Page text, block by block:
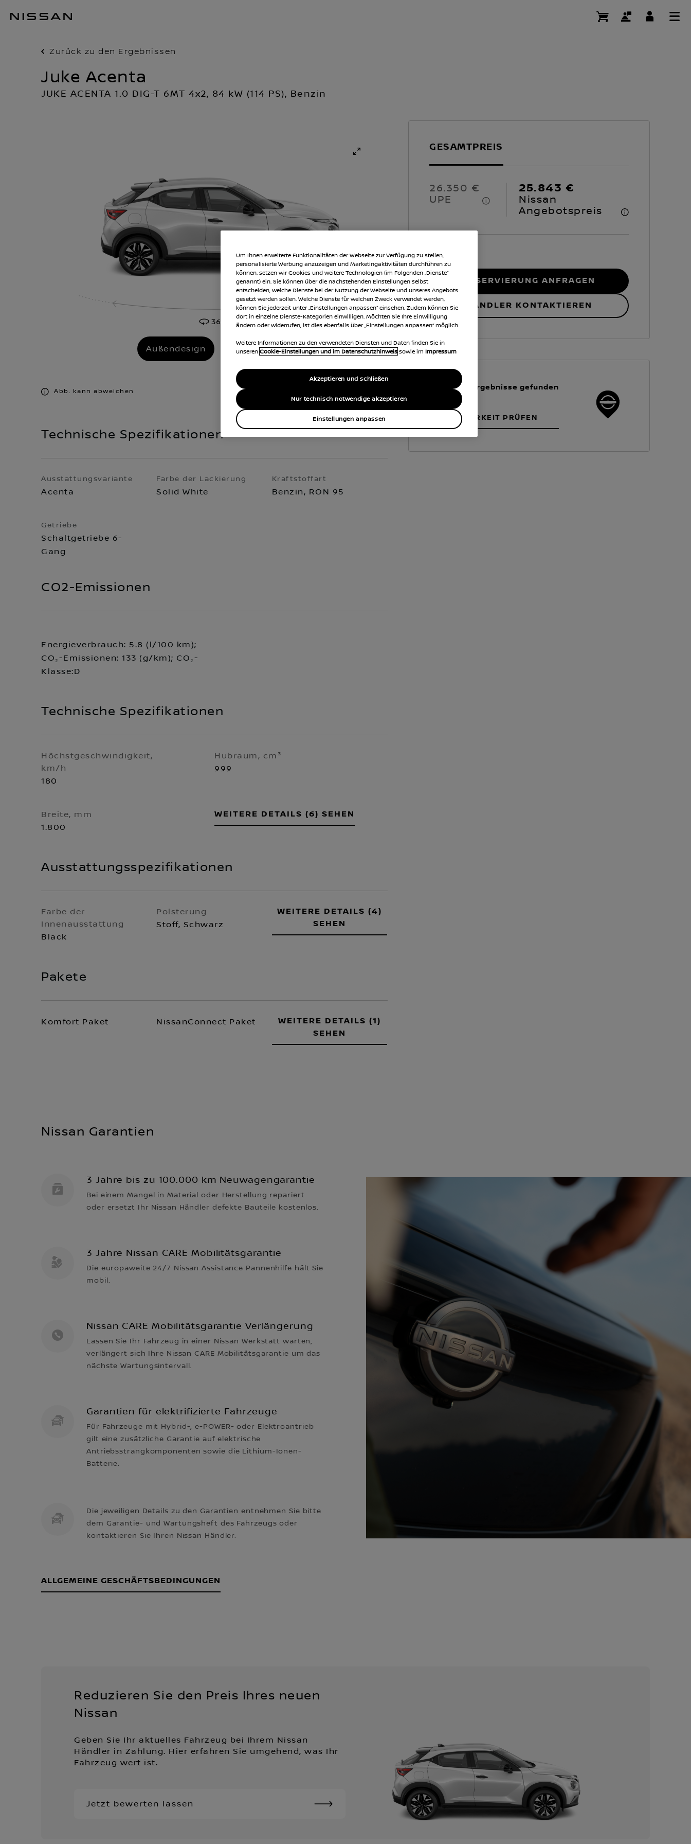
Hauptinhalt
Zurück zu den Ergebnissen
Juke Acenta
JUKE ACENTA 1.0 DIG-T 6MT 4x2, 84 kW (114 PS), Benzin
Außendesign Innendesign
Abb. kann abweichen
Technische Spezifikationen
Ausstattungsvariante
Acenta
Farbe der Lackierung
Solid White
Kraftstoffart
Benzin, RON 95
Getriebe
Schaltgetriebe 6-
Gang
CO2-Emissionen
Energieverbrauch: 5.8 (l/100 km);
CO₂-Emissionen: 133 (g/km); CO₂-
Klasse:D
Technische Spezifikationen
Höchstgeschwindigkeit,
km/h
180
Hubraum, cm³
999
Breite, mm
1.800
WEITERE DETAILS (6) SEHEN
Ausstattungsspezifikationen
Farbe der
Innenausstattung
Black
Polsterung
Stoff, Schwarz
WEITERE DETAILS (4)
SEHEN
Pakete
Komfort Paket NissanConnect Paket
WEITERE DETAILS (1)
SEHEN
GESAMTPREIS
26.350 €
UPE
25.843 €
Nissan
Angebotspreis
RESERVIERUNG ANFRAGEN
HÄNDLER KONTAKTIEREN
Keine Ergebnisse gefunden
VERFÜGBARKEIT PRÜFEN
Nissan Garantien
3 Jahre bis zu 100.000 km Neuwagengarantie
Bei einem Mangel in Material oder Herstellung repariert
oder ersetzt Ihr Nissan Händler defekte Bauteile kostenlos.
3 Jahre Nissan CARE Mobilitätsgarantie
Die europaweite 24/7 Nissan Assistance Pannenhilfe hält Sie
mobil.
Nissan CARE Mobilitätsgarantie Verlängerung
Lassen Sie Ihr Fahrzeug in einer Nissan Werkstatt warten,
verlängert sich Ihre Nissan CARE Mobilitätsgarantie um das
nächste Wartungsintervall.
Garantien für elektrifizierte Fahrzeuge
Für Fahrzeuge mit Hybrid-, e-POWER- oder Elektroantrieb
gilt eine zusätzliche Garantie auf elektrische
Antriebsstrangkomponenten sowie die Lithium-Ionen-
Batterie.
Die jeweiligen Details zu den Garantien entnehmen Sie bitte
dem Garantie- und Wartungsheft des Fahrzeugs oder
kontaktieren Sie Ihren Nissan Händler.
ALLGEMEINE GESCHÄFTSBEDINGUNGEN
Reduzieren Sie den Preis Ihres neuen
Nissan
Geben Sie Ihr aktuelles Fahrzeug bei Ihrem Nissan
Händler in Zahlung. Hier erfahren Sie umgehend, was Ihr
Fahrzeug wert ist.
Jetzt bewerten lassen
Um Ihnen erweiterte Funktionalitäten der Webseite zur Verfügung zu stellen,
personalisierte Werbung anzuzeigen und Marketingaktivitäten durchführen zu
können, setzen wir Cookies und weitere Technologien (im Folgenden „Dienste“
genannt) ein. Sie können über die nachstehenden Einstellungen selbst
entscheiden, welche Dienste bei der Nutzung der Webseite und unseres Angebots
gesetzt werden sollen. Welche Dienste für welchen Zweck verwendet werden,
können Sie jederzeit unter „Einstellungen anpassen“ einsehen. Zudem können Sie
dort in einzelne Dienste-Kategorien einwilligen. Möchten Sie Ihre Einwilligung
ändern oder widerrufen, ist dies ebenfalls über „Einstellungen anpassen“ möglich.
Weitere Informationen zu den verwendeten Diensten und Daten finden Sie in
unseren Cookie-Einstellungen und im Datenschutzhinweis sowie im Impressum
Einstellungen anpassen
Nur technisch notwendige akzeptieren
Akzeptieren und schließen